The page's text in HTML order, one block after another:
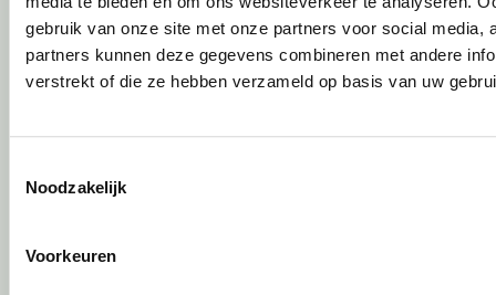
gebruik van onze site met onze partners voor social media,
partners kunnen deze gegevens combineren met andere
verstrekt of die ze hebben verzameld op basis van uw
Noodzakelijk
Voorkeuren
Circulair inrichten
Tweede Leven Lijst
Duurzame projectinrichting